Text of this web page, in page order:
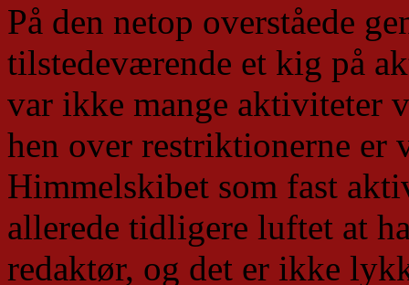
På den netop overståede
tilstedeværende et kig på
var ikke mange aktiviteter
hen over restriktionerne er
Himmelskibet som fast
allerede tidligere luftet at
redaktør, og det er ikke